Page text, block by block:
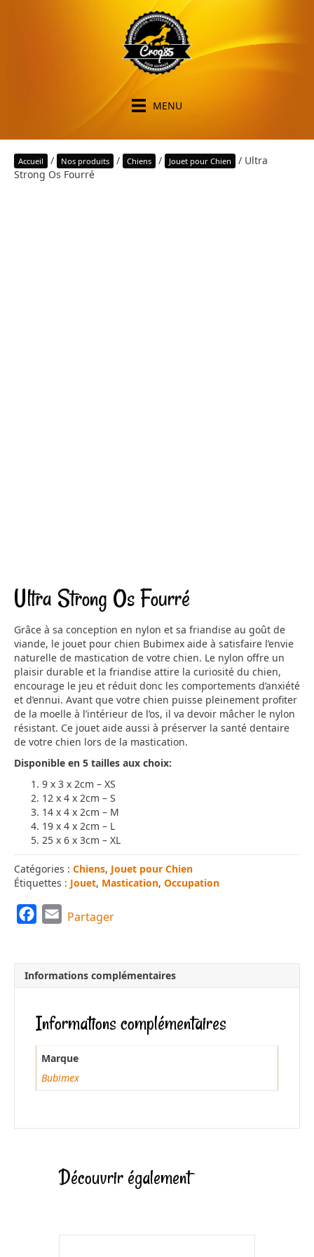
MENU
Accueil / Nos produits / Chiens / Jouet pour Chien
/ Ultra
Strong Os Fourré
Ultra Strong Os Fourré
Grâce à sa conception en nylon et sa friandise au goût de
viande, le jouet pour chien Bubimex aide à satisfaire l’envie
naturelle de mastication de votre chien. Le nylon offre un
plaisir durable et la friandise attire la curiosité du chien,
encourage le jeu et réduit donc les comportements d’anxiété
et d’ennui. Avant que votre chien puisse pleinement profiter
de la moelle à l’intérieur de l’os, il va devoir mâcher le nylon
résistant. Ce jouet aide aussi à préserver la santé dentaire
de votre chien lors de la mastication.
Disponible en 5 tailles aux choix:
9 x 3 x 2cm – XS
12 x 4 x 2cm – S
14 x 4 x 2cm – M
19 x 4 x 2cm – L
25 x 6 x 3cm – XL
Catégories : Chiens, Jouet pour Chien
Étiquettes : Jouet, Mastication, Occupation
e
b
o
o
k
i
l
Partager
Informations complémentaires
Informations complémentaires
Marque
Bubimex
Découvrir également